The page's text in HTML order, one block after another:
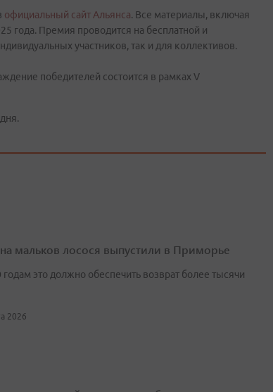
официальный сайт Альянса. Все материалы, включая
года. Премия проводится на бесплатной и
участников, так и для коллективов.
победителей состоится в рамках V
мальков лосося выпустили в Приморье
это должно обеспечить возврат более тысячи
2026